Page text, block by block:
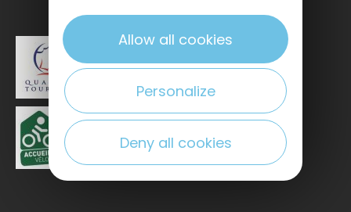
Allow all cookies
Personalize
Deny all cookies